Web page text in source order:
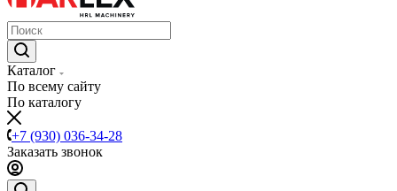
Каталог
По всему сайту
По каталогу
+7 (930) 036-34-28
Заказать звонок